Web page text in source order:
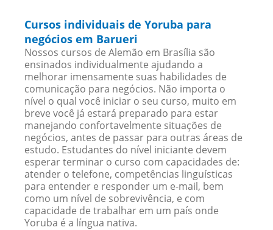
Cursos individuais de Yoruba para
negócios em Barueri
Nossos cursos de Alemão em Brasília são
ensinados individualmente ajudando a
melhorar imensamente suas habilidades de
comunicação para negócios. Não importa o
nível o qual você iniciar o seu curso, muito em
breve você já estará preparado para estar
manejando confortavelmente situações de
negócios, antes de passar para outras áreas de
estudo. Estudantes do nível iniciante devem
esperar terminar o curso com capacidades de:
atender o telefone, competências linguísticas
para entender e responder um e-mail, bem
como um nível de sobrevivência, e com
capacidade de trabalhar em um país onde
Yoruba é a língua nativa.